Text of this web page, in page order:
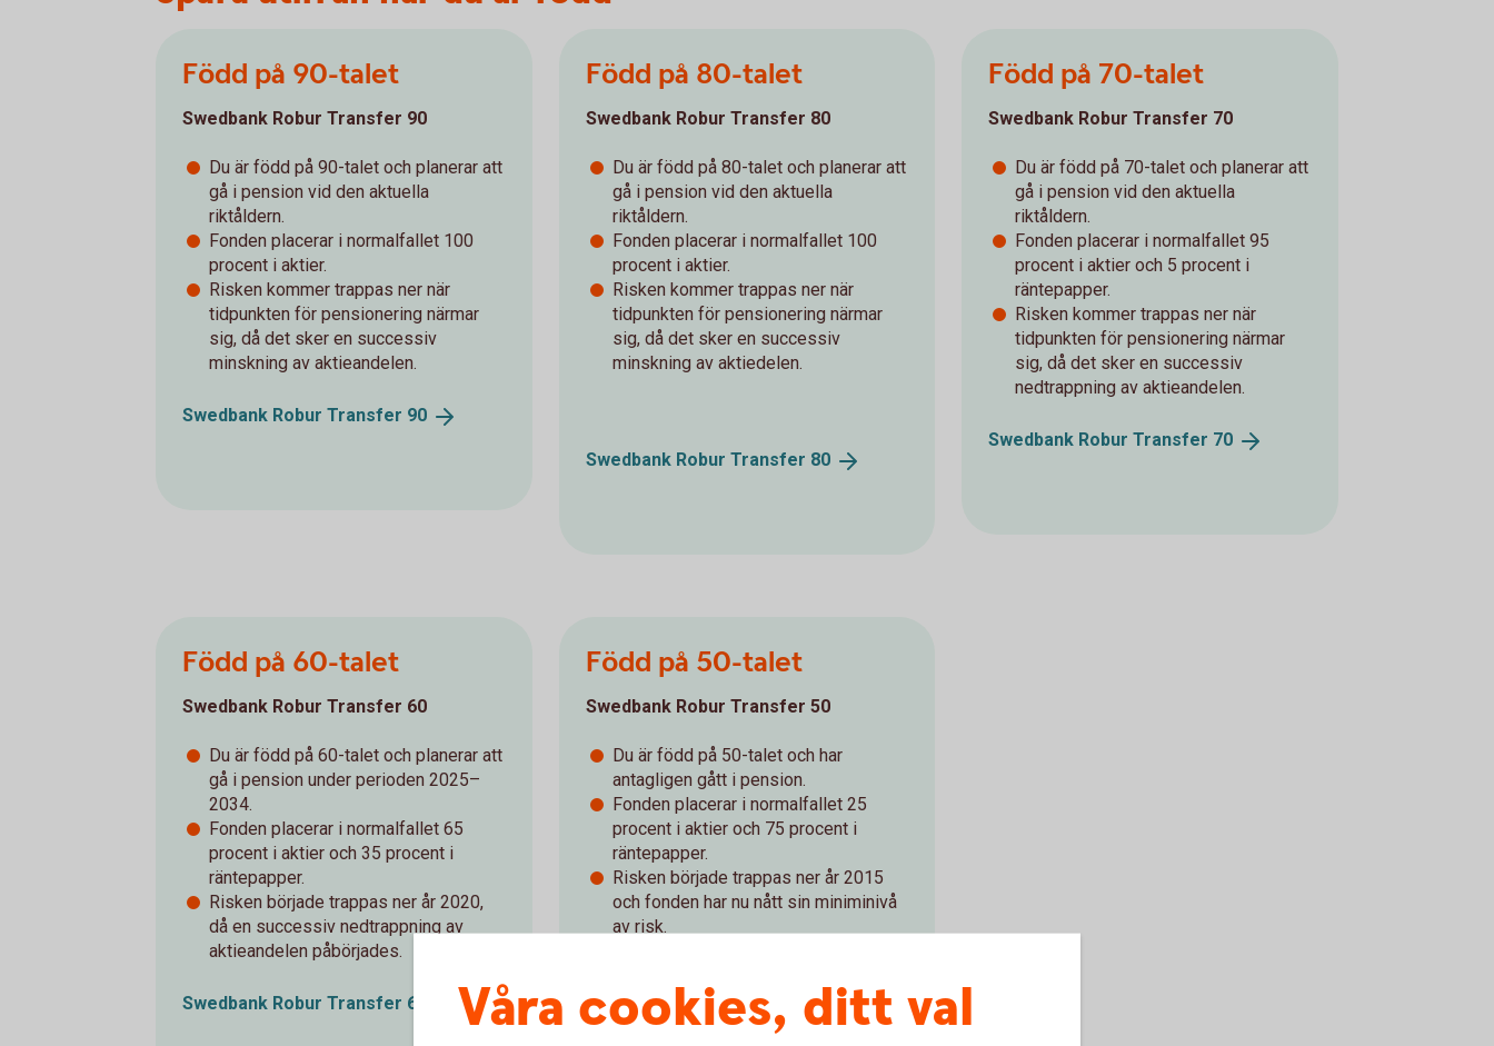
Född på 90-talet
Swedbank Robur Transfer 90
Du är född på 90-talet och planerar att
gå i pension vid den aktuella
riktåldern.
Fonden placerar i normalfallet 100
procent i aktier.
Risken kommer trappas ner när
tidpunkten för pensionering närmar
sig, då det sker en successiv
minskning av aktieandelen.
Swedbank Robur Transfer 90
Född på 80-talet
Swedbank Robur Transfer 80
Du är född på 80-talet och planerar att
gå i pension vid den aktuella
riktåldern.
Fonden placerar i normalfallet 100
procent i aktier.
Risken kommer trappas ner när
tidpunkten för pensionering närmar
sig, då det sker en successiv
minskning av aktiedelen.
Swedbank Robur Transfer 80
Född på 70-talet
Swedbank Robur Transfer 70
Du är född på 70-talet och planerar att
gå i pension vid den aktuella
riktåldern.
Fonden placerar i normalfallet 95
procent i aktier och 5 procent i
räntepapper.
Risken kommer trappas ner när
tidpunkten för pensionering närmar
sig, då det sker en successiv
nedtrappning av aktieandelen.
Swedbank Robur Transfer 70
Född på 60-talet
Swedbank Robur Transfer 60
Du är född på 60-talet och planerar att
gå i pension under perioden 2025–
2034.
Fonden placerar i normalfallet 65
procent i aktier och 35 procent i
räntepapper.
Risken började trappas ner år 2020,
då en successiv nedtrappning av
aktieandelen påbörjades.
Swedbank Robur Transfer 60
Född på 50-talet
Swedbank Robur Transfer 50
Du är född på 50-talet och har
antagligen gått i pension.
Fonden placerar i normalfallet 25
procent i aktier och 75 procent i
räntepapper.
Risken började trappas ner år 2015
och fonden har nu nått sin miniminivå
av risk.
Våra cookies, ditt val